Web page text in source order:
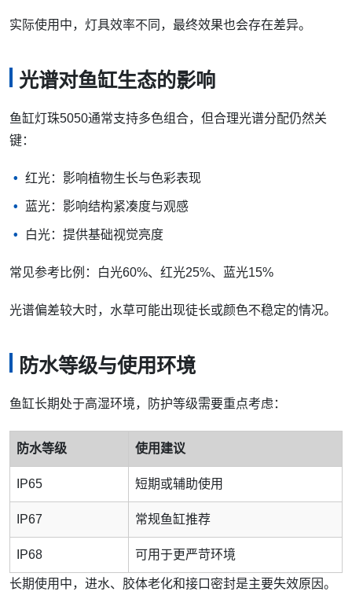
实际使用中，灯具效率不同，最终效果也会存在差异。
光谱对鱼缸生态的影响
鱼缸灯珠5050通常支持多色组合，但合理光谱分配仍然关
键：
红光：影响植物生长与色彩表现
蓝光：影响结构紧凑度与观感
白光：提供基础视觉亮度
常见参考比例：白光60%、红光25%、蓝光15%
光谱偏差较大时，水草可能出现徒长或颜色不稳定的情况。
防水等级与使用环境
鱼缸长期处于高湿环境，防护等级需要重点考虑：
防水等级 使用建议
IP65 短期或辅助使用
IP67 常规鱼缸推荐
IP68 可用于更严苛环境
长期使用中，进水、胶体老化和接口密封是主要失效原因。